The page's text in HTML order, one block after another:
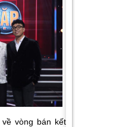
vòng bán kết